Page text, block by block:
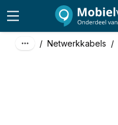
/ Netwerkkabels /
€ 1,15